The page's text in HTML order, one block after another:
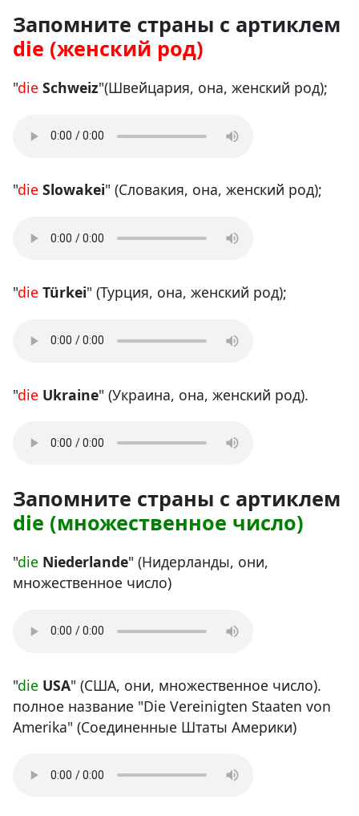
Запомните страны с артиклем
die (женский род)
"die Schweiz"(Швейцария, она, женский род);
"die Slowakei" (Словакия, она, женский род);
"die Türkei" (Турция, она, женский род);
"die Ukraine" (Украина, она, женский род).
Запомните страны с артиклем
die (множественное число)
"die Niederlande" (Нидерланды, они,
множественное число)
"die USA" (США, они, множественное число).
полное название "Die Vereinigten Staaten von
Amerika" (Соединенные Штаты Америки)